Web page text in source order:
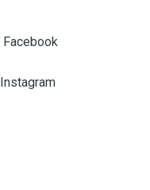
Facebook
Instagram